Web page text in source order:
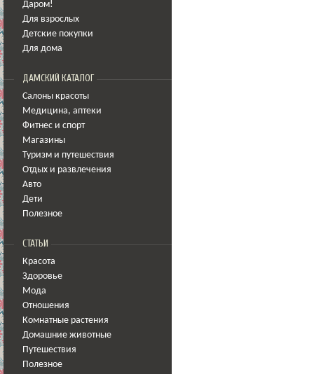
Даром!
Для взрослых
Детские покупки
Для дома
ДАМСКИЙ КАТАЛОГ
Салоны красоты
Медицина, аптеки
Фитнес и спорт
Магазины
Туризм и путешествия
Отдых и развлечения
Авто
Дети
Полезное
СТАТЬИ
Красота
Здоровье
Мода
Отношения
Комнатные растения
Домашние животные
Путешествия
Полезное